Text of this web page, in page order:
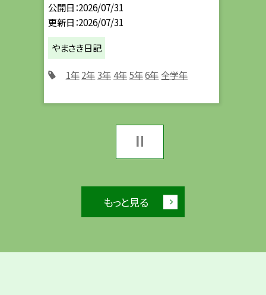
公開日 2026/07/31
更新日 2026/07/31
やまさき日記
1年 2年3年4年5年6年 全学年
もっと見る